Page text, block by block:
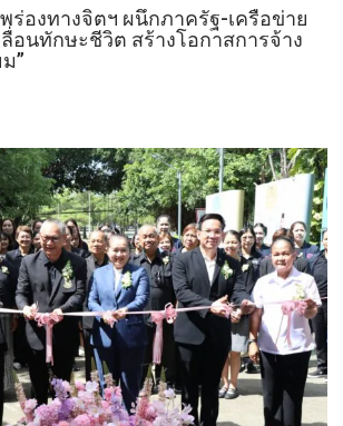
ร่องทางจิตฯ ผนึกภาครัฐ-เครือข่าย
อนทักษะชีวิต สร้างโอกาสการจ้าง
”